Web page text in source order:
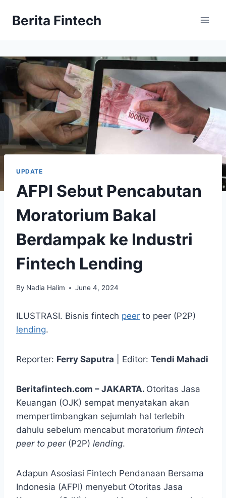
Berita Fintech
UPDATE
AFPI Sebut Pencabutan
Moratorium Bakal
Berdampak ke Industri
Fintech Lending
By Nadia Halim June 4, 2024
ILUSTRASI. Bisnis fintech peer to peer (P2P)
lending.
Reporter: Ferry Saputra | Editor: Tendi Mahadi
Beritafintech.com – JAKARTA. Otoritas Jasa
Keuangan (OJK) sempat menyatakan akan
mempertimbangkan sejumlah hal terlebih
dahulu sebelum mencabut moratorium fintech
peer to peer (P2P) lending.
Adapun Asosiasi Fintech Pendanaan Bersama
Indonesia (AFPI) menyebut Otoritas Jasa